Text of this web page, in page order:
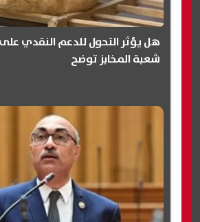
هل يؤثر التحول للدعم النقدي على
شعبة المخابز توضح